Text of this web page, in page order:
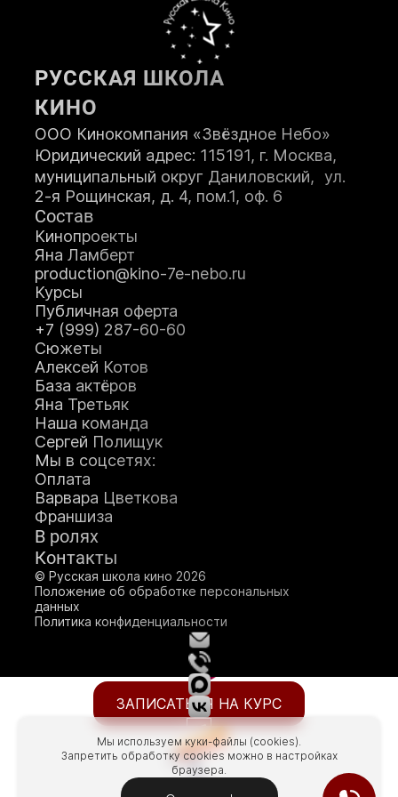
Мы используем куки-файлы (cookies).
Запретить обработку cookies можно в настройках
браузера.
ЗАПИСАТЬСЯ НА КУРС
О школе кино
Генеральный продюсер
Яна Ламберт
Телефон:
Я принимаюПоложениеи даю
данных.
Я соглашаюсь с условиями
РУССКАЯ ШКОЛА
КИНО
ООО Кинокомпания «Звёздное Небо»
Юридический адрес: 115191, г. Москва,
муниципальный округ Даниловский, ул.
2-я Рощинская, д. 4, пом.1, оф. 6
Состав
Кинопроекты
Яна Ламберт
production@kino-7e-nebo.ru
Курсы
Публичная оферта
+7 (999) 287-60-60
Сюжеты
Алексей Котов
База актёров
Яна Третьяк
Наша команда
Сергей Полищук
Мы в соцсетях:
Оплата
Варвара Цветкова
Франшиза
В ролях
Контакты
© Русская школа кино 2026
Положение об обработке персональных
данных
Политика конфиденциальности